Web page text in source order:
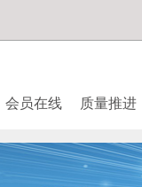
会员在线 质量推进